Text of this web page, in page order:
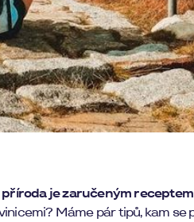
je zaručeným
Máme pár tipů, kam se